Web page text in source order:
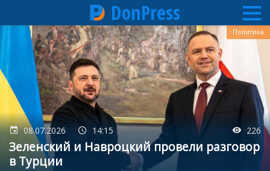
Перейти
основному
содержанию
DonPress
08.07.2026 14:15 226
Зеленский и Навроцкий провели разговор
в Турции
Политика